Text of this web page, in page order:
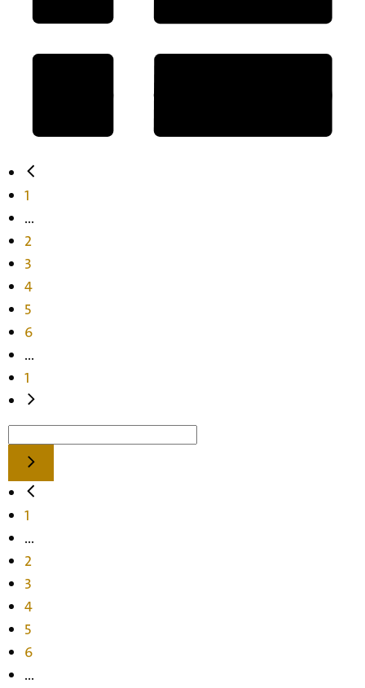
1
...
2
3
4
5
6
...
1
1
...
2
3
4
5
6
...